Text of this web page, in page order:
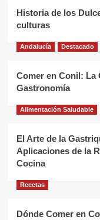
Historia de los
culturas
Andalucía Destacado
Comer en Conil: La
Gastronomía
Alimentación Saludable
El Arte de la
Aplicaciones de la
Cocina
Recetas
Dónde Comer en